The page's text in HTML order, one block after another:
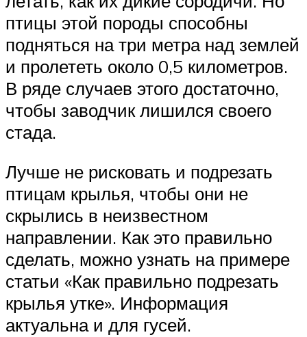
птицы этой породы способны
подняться на три метра над землей
и пролететь около 0,5 километров.
В ряде случаев этого достаточно,
чтобы заводчик лишился своего
стада.
Лучше не рисковать и подрезать
птицам крылья, чтобы они не
скрылись в неизвестном
направлении. Как это правильно
сделать, можно узнать на примере
статьи «Как правильно подрезать
крылья утке». Информация
актуальна и для гусей.